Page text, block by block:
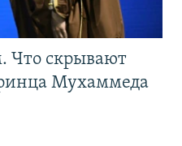
Что скрывают
Мухаммеда